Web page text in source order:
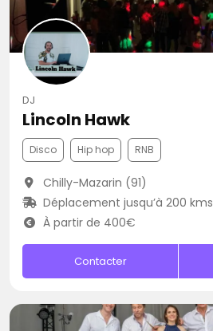
DJ
Lincoln Hawk
Disco Hip hop RNB
Chilly-Mazarin (91)
Déplacement jusqu’à 200 kms
À partir de 400€
Contacter